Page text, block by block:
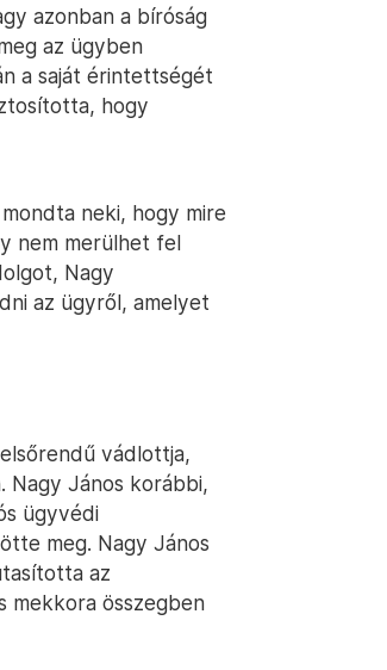
azonban a bíróság
az ügyben
a saját érintettségét
hogy
neki, hogy mire
nem merülhet fel
Nagy
az ügyről, amelyet
vádlottja,
Nagy János korábbi,
ügyvédi
meg. Nagy János
az
mekkora összegben